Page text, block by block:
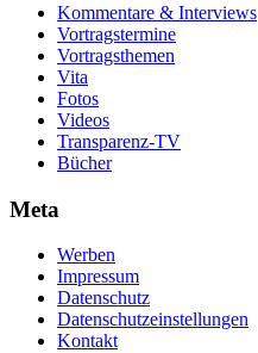
Kommentare & Interviews
Vortragstermine
Vortragsthemen
Vita
Fotos
Videos
Transparenz-TV
Bücher
Meta
Werben
Impressum
Datenschutz
Datenschutzeinstellungen
Kontakt